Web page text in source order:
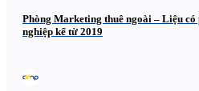
Phòng Marketing thuê ngoài – Liệu
nghiệp kể từ 2019